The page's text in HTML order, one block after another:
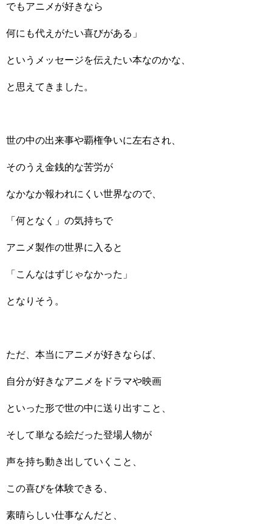
でもアニメが好きなら
何にも代えがたい喜びがある」
というメッセージを伝えたい本なのかな、
と思えてきました。
世の中の出来事や覇権争いに左右され、
そのうえ金銭的な苦労が
なかなか報われにくい世界なので、
「何となく」の気持ちで
アニメ製作の世界に入ると
「こんなはずじゃなかった」
となりそう。
ただ、本当にアニメが好きならば、
自分が好きなアニメをドラマや映画
といった形で世の中に送り出すこと、
そして単なる絵だった登場人物が
声を持ち動き出していくこと、
この喜びを体験できる、
素晴らしい仕事なんだと、